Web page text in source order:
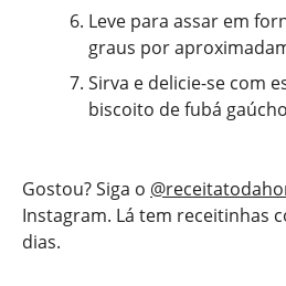
Leve para assar em
graus por
Sirva e delicie-se com
biscoito de fubá
Gostou? Siga o
Instagram. Lá tem receitinhas
dias.